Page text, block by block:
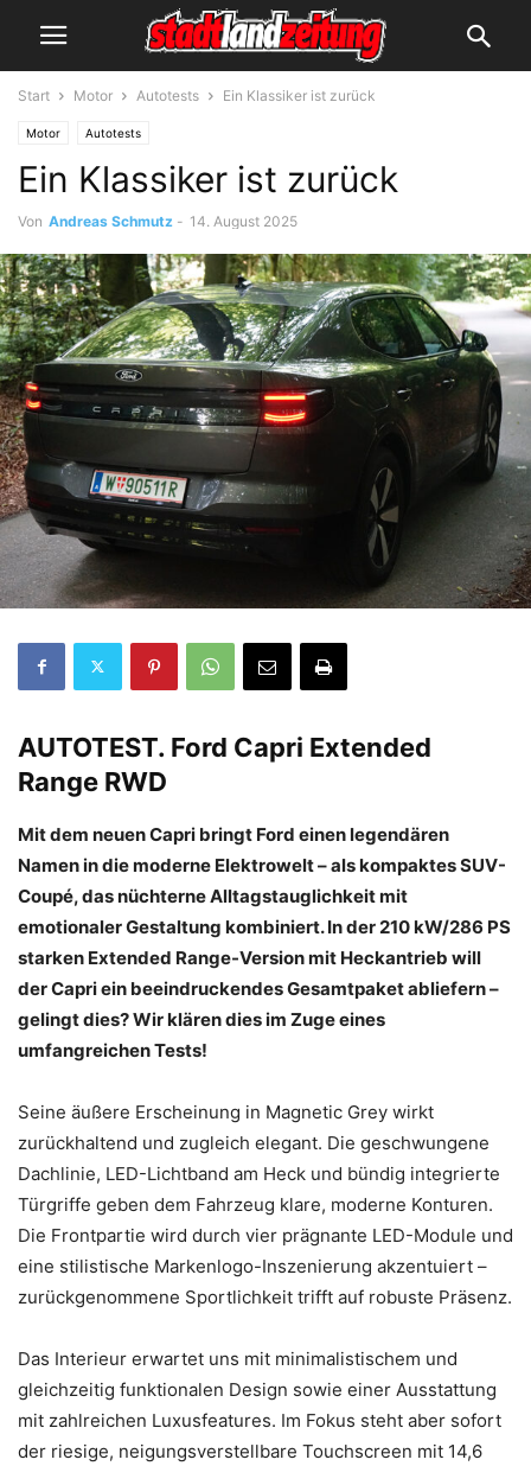
Start Motor Autotests Ein Klassiker ist zurück
Motor Autotests
Ein Klassiker ist zurück
Von Andreas Schmutz - 14. August 2025
AUTOTEST. Ford Capri Extended
Range RWD
Mit dem neuen Capri bringt Ford einen legendären
Namen in die moderne Elektrowelt – als kompaktes SUV-
Coupé, das nüchterne Alltagstauglichkeit mit
emotionaler Gestaltung kombiniert. In der 210 kW/286 PS
starken Extended Range-Version mit Heckantrieb will
der Capri ein beeindruckendes Gesamtpaket abliefern –
gelingt dies? Wir klären dies im Zuge eines
umfangreichen Tests!
Seine äußere Erscheinung in Magnetic Grey wirkt
zurückhaltend und zugleich elegant. Die geschwungene
Dachlinie, LED-Lichtband am Heck und bündig integrierte
Türgriffe geben dem Fahrzeug klare, moderne Konturen.
Die Frontpartie wird durch vier prägnante LED-Module und
eine stilistische Markenlogo-Inszenierung akzentuiert –
zurückgenommene Sportlichkeit trifft auf robuste Präsenz.
Das Interieur erwartet uns mit minimalistischem und
gleichzeitig funktionalen Design sowie einer Ausstattung
mit zahlreichen Luxusfeatures. Im Fokus steht aber sofort
der riesige, neigungsverstellbare Touchscreen mit 14,6